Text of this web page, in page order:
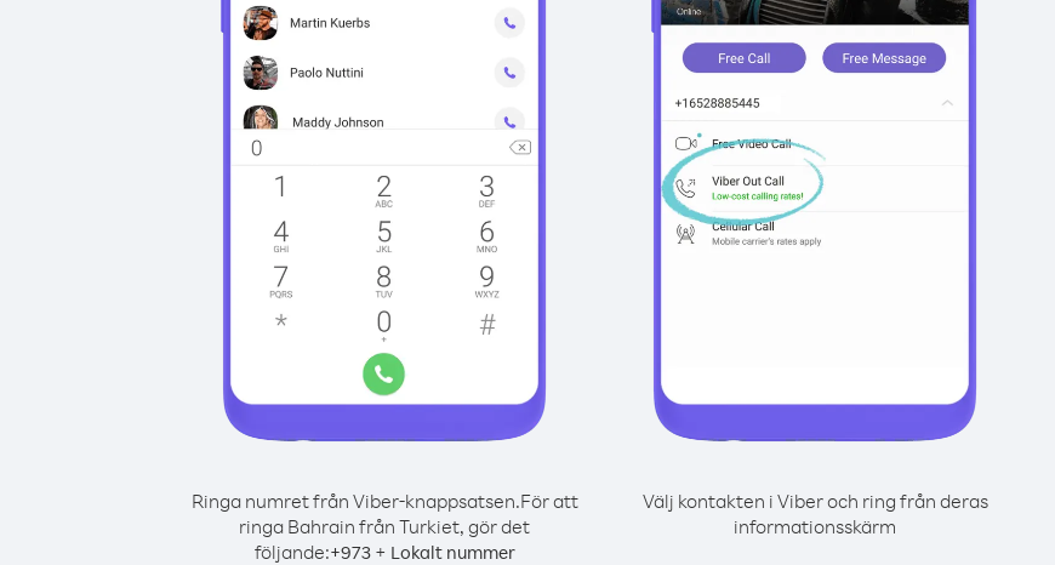
Ringa numret från Viber-knappsatsen.För att
ringa Bahrain från Turkiet, gör det
följande:+973+ Lokalt nummer
Välj kontakten i Viber och ring från deras
informationsskärm